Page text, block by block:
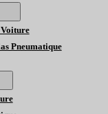
Pneumatique